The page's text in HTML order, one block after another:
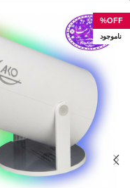
ناموجود